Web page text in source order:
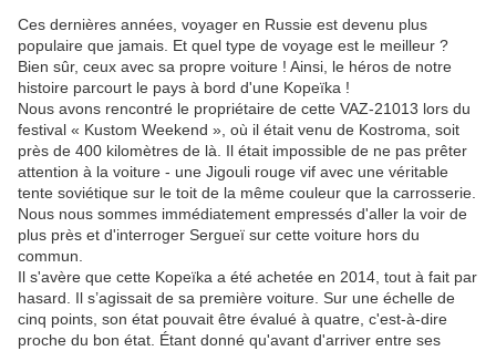
Ces dernières années, voyager en Russie est devenu plus
populaire que jamais. Et quel type de voyage est le meilleur ?
Bien sûr, ceux avec sa propre voiture ! Ainsi, le héros de notre
histoire parcourt le pays à bord d'une Kopeïka !
Nous avons rencontré le propriétaire de cette VAZ-21013 lors du
festival « Kustom Weekend », où il était venu de Kostroma, soit
près de 400 kilomètres de là. Il était impossible de ne pas prêter
attention à la voiture - une Jigouli rouge vif avec une véritable
tente soviétique sur le toit de la même couleur que la carrosserie.
Nous nous sommes immédiatement empressés d'aller la voir de
plus près et d'interroger Sergueï sur cette voiture hors du
commun.
Il s'avère que cette Kopeïka a été achetée en 2014, tout à fait par
hasard. Il s’agissait de sa première voiture. Sur une échelle de
cinq points, son état pouvait être évalué à quatre, c'est-à-dire
proche du bon état. Étant donné qu'avant d'arriver entre ses